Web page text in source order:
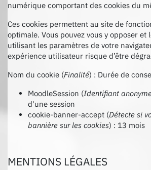
numérique comportant des cookies du
Ces cookies permettent au site de
optimale. Vous pouvez vous y opposer et
utilisant les paramètres de votre
expérience utilisateur risque d’être
Nom du cookie (Finalité) : Durée de
MoodleSession (Identifiant
d'une session
cookie-banner-accept (Détecte si
bannière sur les cookies) : 13 mois
MENTIONS LÉGALES